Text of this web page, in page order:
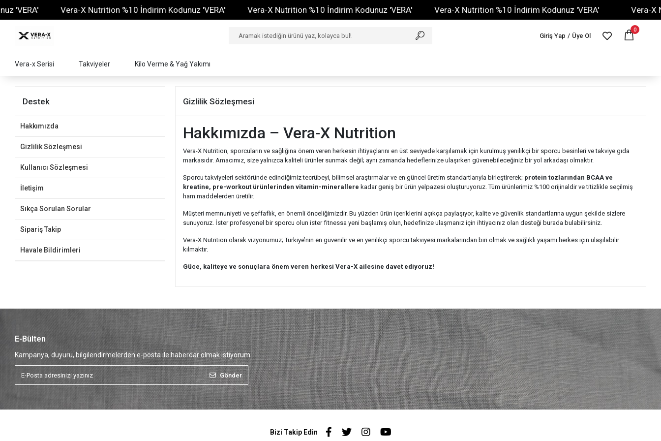
'VERA' Vera-X Nutrition %10 İndirim Kodunuz 'VERA' Vera-X Nutrition %10 İndirim Kodunuz 'VERA' Vera-X Nutrition %10 İndirim Kodunuz 'VERA' Vera-X
Giriş Yap / Üye Ol
0
Vera-x Serisi Takviyeler Kilo Verme & Yağ Yakımı
Destek
Hakkımızda
Gizlilik Sözleşmesi
Kullanıcı Sözleşmesi
İletişim
Sıkça Sorulan Sorular
Sipariş Takip
Havale Bildirimleri
Gizlilik Sözleşmesi
Hakkımızda – Vera-X Nutrition
Vera-X Nutrition, sporcuların ve sağlığına önem veren herkesin ihtiyaçlarını en üst seviyede karşılamak için kurulmuş yenilikçi bir sporcu besinleri ve takviye gıda
markasıdır. Amacımız, size yalnızca kaliteli ürünler sunmak değil; aynı zamanda hedeflerinize ulaşırken güvenebileceğiniz bir yol arkadaşı olmaktır.
Sporcu takviyeleri sektöründe edindiğimiz tecrübeyi, bilimsel araştırmalar ve en güncel üretim standartlarıyla birleştirerek; protein tozlarından BCAA ve
kreatine, pre-workout ürünlerinden vitamin-minerallere kadar geniş bir ürün yelpazesi oluşturuyoruz. Tüm ürünlerimiz %100 orijinaldir ve titizlikle seçilmiş
ham maddelerden üretilir.
Müşteri memnuniyeti ve şeffaflık, en önemli önceliğimizdir. Bu yüzden ürün içeriklerini açıkça paylaşıyor, kalite ve güvenlik standartlarına uygun şekilde sizlere
sunuyoruz. İster profesyonel bir sporcu olun ister fitnessa yeni başlamış olun, hedefinize ulaşmanız için ihtiyacınız olan desteği burada bulabilirsiniz.
Vera-X Nutrition olarak vizyonumuz; Türkiye’nin en güvenilir ve en yenilikçi sporcu takviyesi markalarından biri olmak ve sağlıklı yaşamı herkes için ulaşılabilir
kılmaktır.
Güce, kaliteye ve sonuçlara önem veren herkesi Vera-X ailesine davet ediyoruz!
E-Bülten
Kampanya, duyuru, bilgilendirmelerden e-posta ile haberdar olmak istiyorum.
Gönder
Bizi Takip Edin